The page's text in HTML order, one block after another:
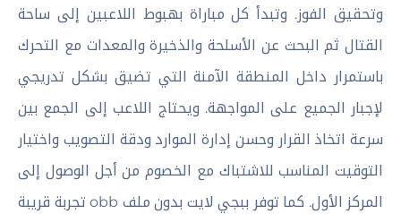
وتحقيق الفوز. وتبدأ كل مباراة بهبوط اللاعبين إلى ساحة
القتال ثم البحث عن الأسلحة والذخيرة والمعدات مع التحرك
باستمرار داخل المنطقة الآمنة التي تضيق بشكل تدريجي
لإجبار الجميع على المواجهة. ويحتاج اللاعب إلى الجمع بين
سرعة اتخاذ القرار وحسن إدارة الموارد ودقة التصويب واختيار
التوقيت المناسب للاشتباك مع الخصوم من أجل الوصول إلى
المركز الأول. كما توفر ببجي لايت بدون ملف obb تجربة قريبة